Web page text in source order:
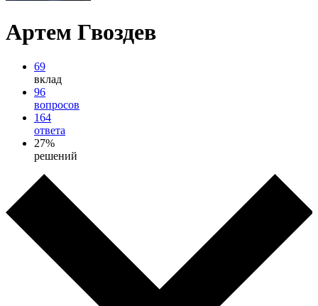
Артем Гвоздев
69
вклад
96
вопросов
164
ответа
27%
решений